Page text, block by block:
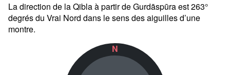
La direction de la Qibla à partir de Gurdāspūra est 263°
degrés du Vrai Nord dans le sens des aiguilles d’une
montre.
N